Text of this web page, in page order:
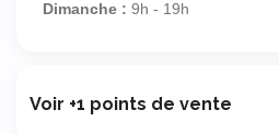
Dimanche : 9h - 19h
Voir +1 points de vente